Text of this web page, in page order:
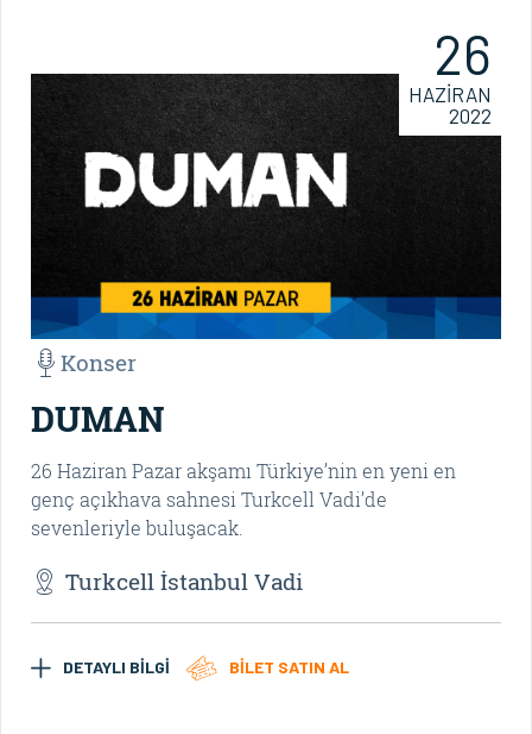
26
HAZİRAN
2022
Konser
DUMAN
26 Haziran Pazar akşamı Türkiye’nin en yeni en
genç açıkhava sahnesi Turkcell Vadi’de
sevenleriyle buluşacak.
Turkcell İstanbul Vadi
DETAYLI BİLGİ BİLET SATIN AL